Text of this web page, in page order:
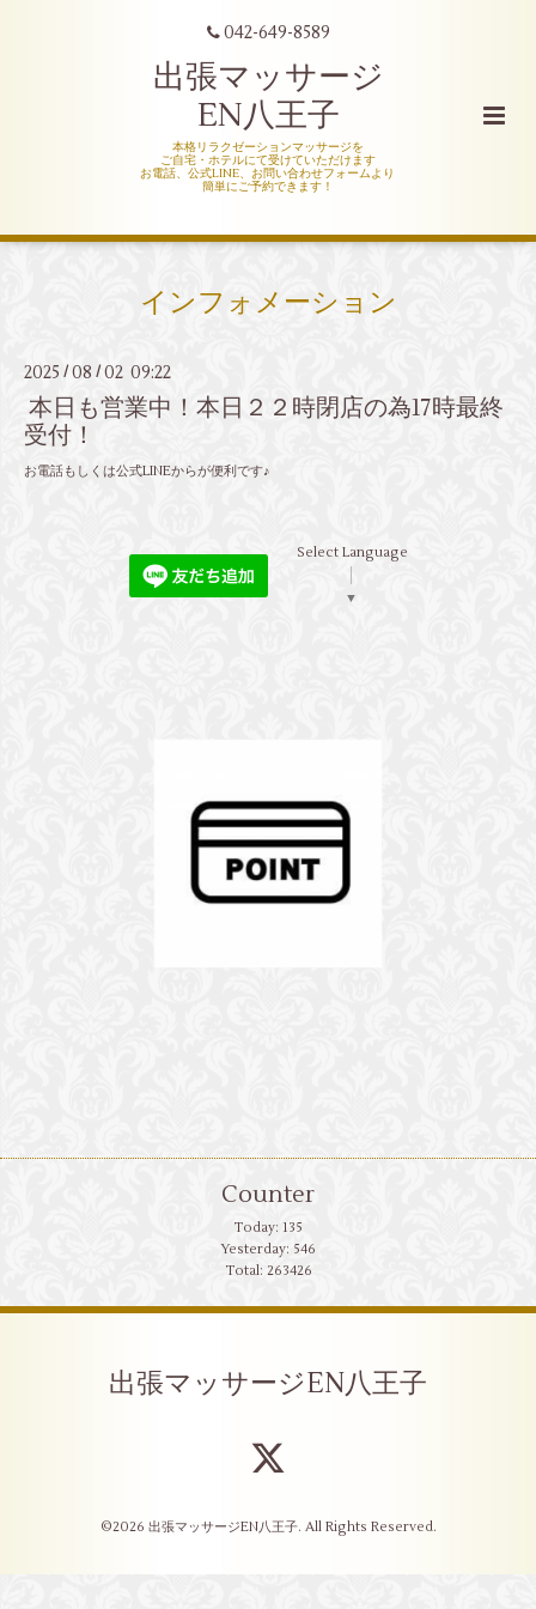
042-649-8589
出張マッサージ
EN八王子
本格リラクゼーションマッサージを
ご自宅・ホテルにて受けていただけます
お電話、公式LINE、お問い合わせフォームより
簡単にご予約できます！
インフォメーション
2025 / 08 /02 09:22
本日も営業中！本日２２時閉店の為17時最終
受付！
お電話もしくは公式LINEからが便利です♪
Select Language
▼
Counter
Today: 135
Yesterday: 546
Total: 263426
出張マッサージEN八王子
©2026 出張マッサージEN八王子. All Rights Reserved.